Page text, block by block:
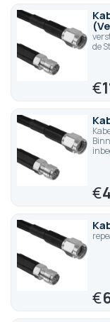
de
€
€
€